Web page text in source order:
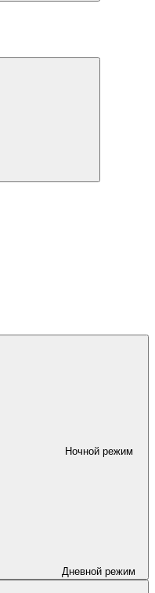
Ночной режим
Дневной режим